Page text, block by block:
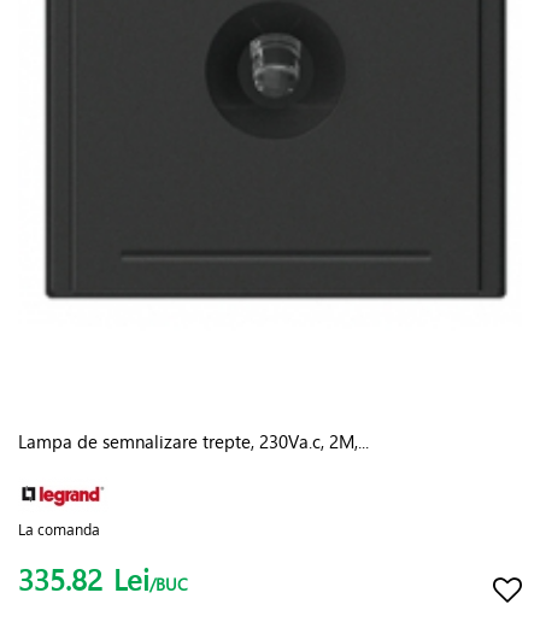
Lampa de semnalizare trepte, 230Va.c, 2M,...
La comanda
335.82 Lei/BUC